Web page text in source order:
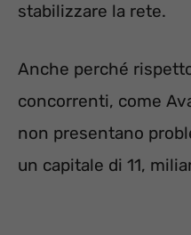
stabilizzare la rete.
Anche perché
concorrenti, come
non presentano
un capitale di 11,